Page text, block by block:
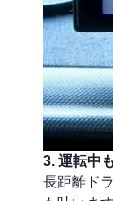
3. 運転中
長距離ド